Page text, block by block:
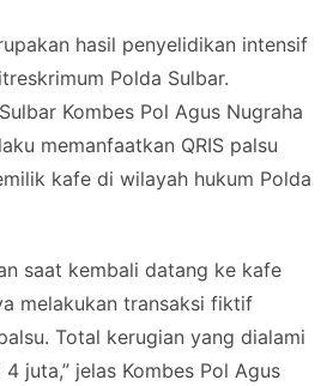
hasil penyelidikan intensif
Polda Sulbar.
Kombes Pol Agus Nugraha
memanfaatkan QRIS palsu
kafe di wilayah hukum Polda
saat kembali datang ke kafe
melakukan transaksi fiktif
Total kerugian yang dialami
juta,” jelas Kombes Pol Agus